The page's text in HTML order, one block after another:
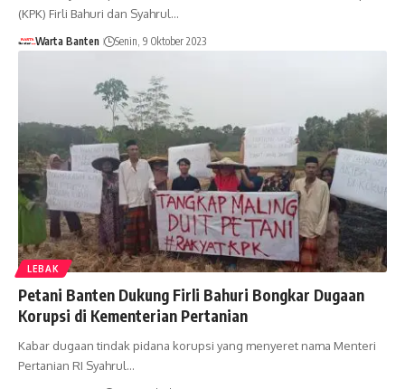
(KPK) Firli Bahuri dan Syahrul…
Warta Banten Senin, 9 Oktober 2023
LEBAK
Petani Banten Dukung Firli Bahuri Bongkar Dugaan
Korupsi di Kementerian Pertanian
Kabar dugaan tindak pidana korupsi yang menyeret nama Menteri
Pertanian RI Syahrul…